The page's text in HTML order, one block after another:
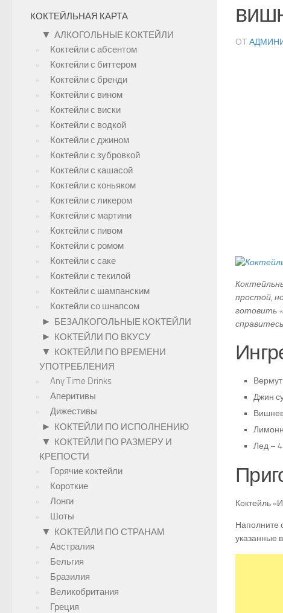
ОТ
простой,
готовить
Джин
Лед –
Коктейль
Наполните
указанные
КОКТЕЙЛЬНАЯ КАРТА
▼ АЛКОГОЛЬНЫЕ КОКТЕЙЛИ
Коктейли с абсентом
Коктейли с биттером
Коктейли с бренди
Коктейли с вином
Коктейли с виски
Коктейли с водкой
Коктейли с джином
Коктейли с зубровкой
Коктейли с кашасой
Коктейли с коньяком
Коктейли с ликером
Коктейли с мартини
Коктейли с пивом
Коктейли с ромом
Коктейли с саке
Коктейли с текилой
Коктейли с шампанским
Коктейли со шнапсом
► БЕЗАЛКОГОЛЬНЫЕ КОКТЕЙЛИ
► КОКТЕЙЛИ ПО ВКУСУ
▼ КОКТЕЙЛИ ПО ВРЕМЕНИ
УПОТРЕБЛЕНИЯ
Any Time Drinks
Аперитивы
Дижестивы
► КОКТЕЙЛИ ПО ИСПОЛНЕНИЮ
▼ КОКТЕЙЛИ ПО РАЗМЕРУ И
КРЕПОСТИ
Горячие коктейли
Короткие
Лонги
Шоты
▼ КОКТЕЙЛИ ПО СТРАНАМ
Австралия
Бельгия
Бразилия
Великобритания
Греция